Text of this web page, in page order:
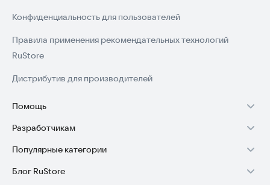
Конфиденциальность для пользователей
Правила применения рекомендательных технологий
RuStore
Дистрибутив для производителей
Помощь
Установка RuStore на TV
Установка RuStore на телефон
Установка RuStore в машину
Разработчикам
Зарабатывать с RuStore
Стать разработчиком
Популярные категории
Игры для Android
Блог RuStore